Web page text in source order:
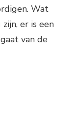
Wat
er is een
van de